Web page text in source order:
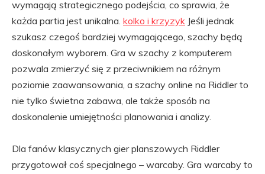
wymagają strategicznego podejścia, co sprawia, że
każda partia jest unikalna. kolko i krzyzyk Jeśli jednak
szukasz czegoś bardziej wymagającego, szachy będą
doskonałym wyborem. Gra w szachy z komputerem
pozwala zmierzyć się z przeciwnikiem na różnym
poziomie zaawansowania, a szachy online na Riddler to
nie tylko świetna zabawa, ale także sposób na
doskonalenie umiejętności planowania i analizy.
Dla fanów klasycznych gier planszowych Riddler
przygotował coś specjalnego – warcaby. Gra warcaby to